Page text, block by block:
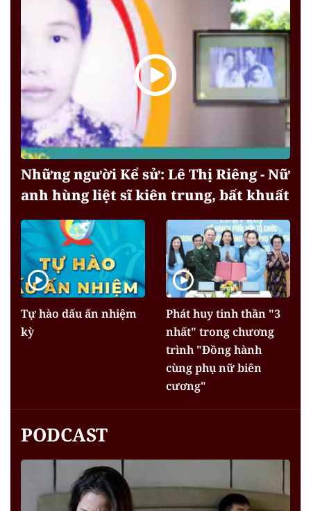
Những người Kể sử: Lê Thị Riêng - Nữ
anh hùng liệt sĩ kiên trung, bất khuất
Tự hào dấu ấn nhiệm
kỳ
Phát huy tinh thần "3
nhất" trong chương
trình "Đồng hành
cùng phụ nữ biên
cương"
PODCAST